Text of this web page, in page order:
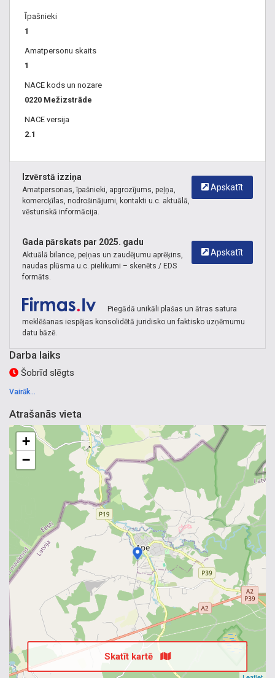
Īpašnieki
1
Amatpersonu skaits
1
NACE kods un nozare
0220 Mežizstrāde
NACE versija
2.1
Apskatīt
Izvērstā izziņa
Amatpersonas, īpašnieki, apgrozījums, peļņa,
komercķīlas, nodrošinājumi, kontakti u.c. aktuālā,
vēsturiskā informācija.
Apskatīt
Gada pārskats par 2025. gadu
Aktuālā bilance, peļņas un zaudējumu aprēķins,
naudas plūsma u.c. pielikumi – skenēts / EDS
formāts.
Piegādā unikāli plašas un ātras satura
meklēšanas iespējas konsolidētā juridisko un faktisko uzņēmumu
datu bāzē.
Darba laiks
Šobrīd slēgts
Vairāk...
Atrašanās vieta
+
−
Skatīt kartē